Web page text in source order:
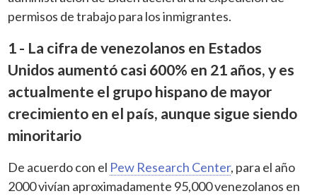
permisos de trabajo para los inmigrantes.
1 - La cifra de venezolanos en Estados
Unidos aumentó casi 600% en 21 años, y es
actualmente el grupo hispano de mayor
crecimiento en el país, aunque sigue siendo
minoritario
De acuerdo con el Pew Research Center, para el año
2000 vivían aproximadamente 95,000 venezolanos en